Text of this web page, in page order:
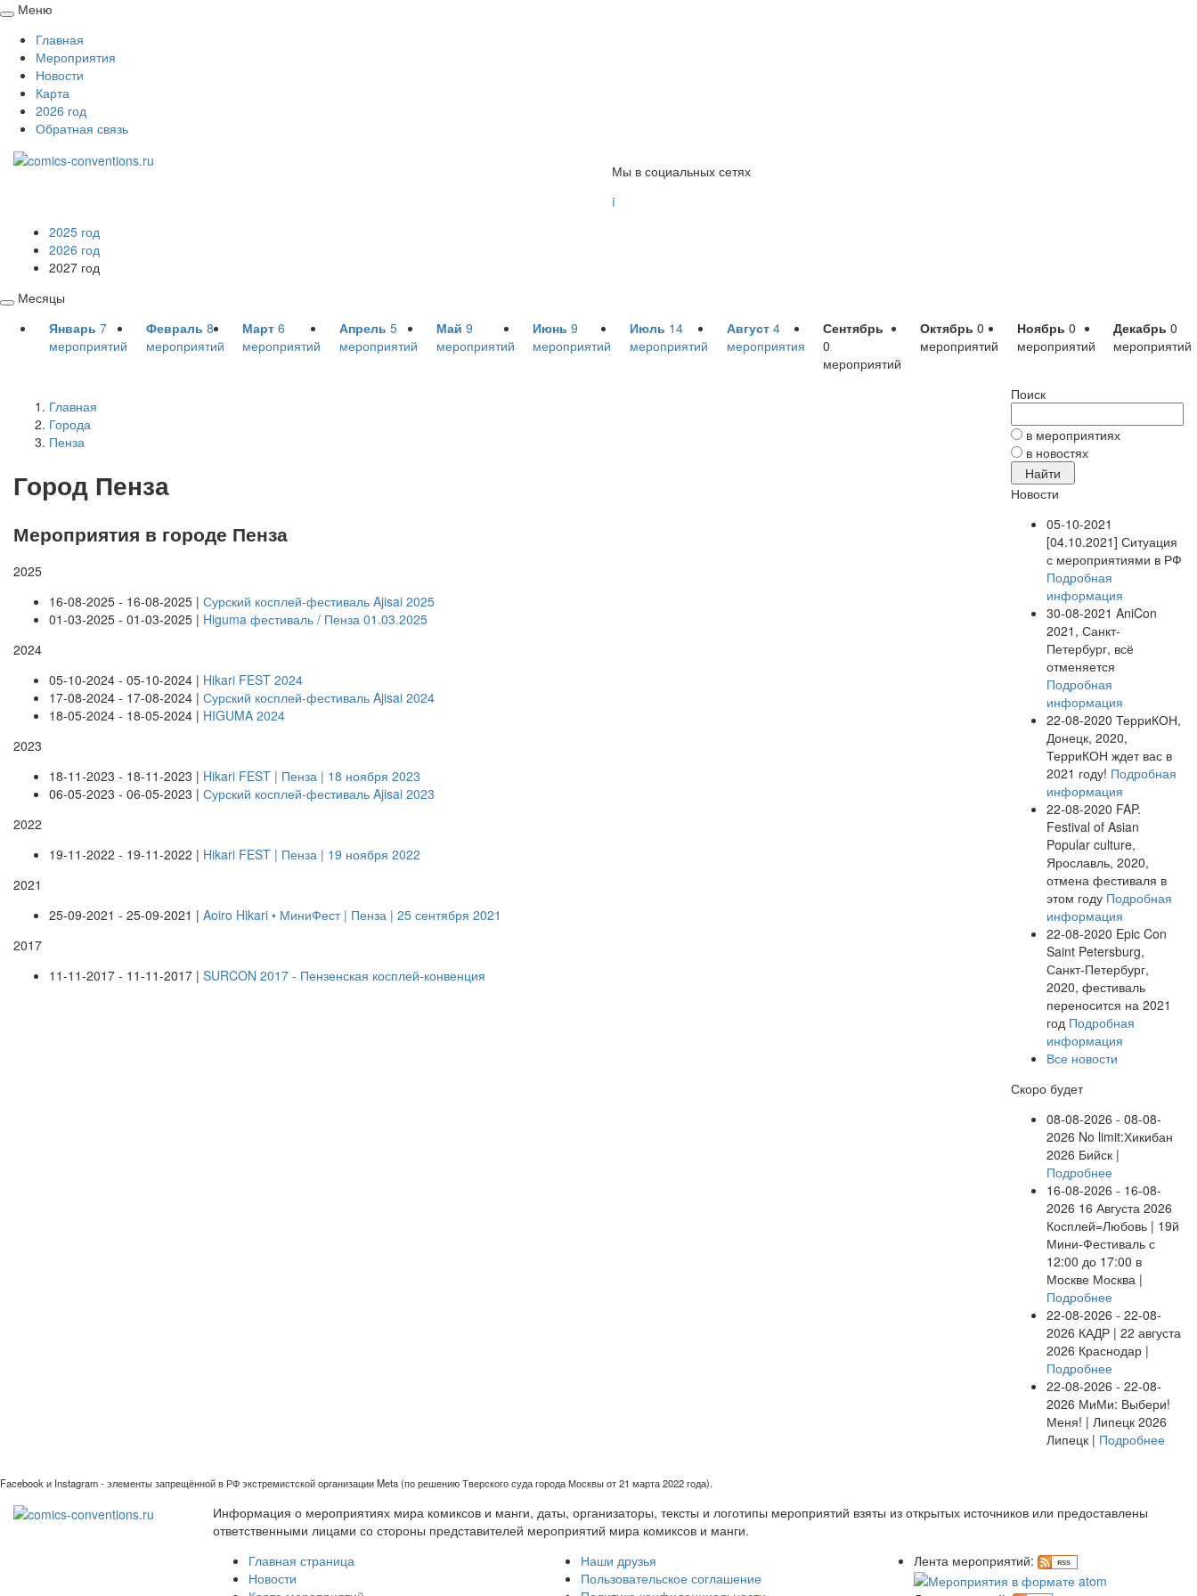
Свернуть
развернуть
Меню
Главная
Мероприятия
Новости
Карта
2026 год
Обратная связь
Мы в социальных сетях

2025 год
2026 год
2027 год
Свернуть
развернуть
Месяцы
Январь 7
мероприятий
Февраль 8
мероприятий
Март 6
мероприятий
Апрель 5
мероприятий
Май 9
мероприятий
Июнь 9
мероприятий
Июль 14
мероприятий
Август 4
мероприятия
Сентябрь
0
мероприятий
Октябрь 0
мероприятий
Ноябрь 0
мероприятий
Декабрь 0
мероприятий
Главная
Города
Пенза
Город Пенза
Мероприятия в городе Пенза
2025
16-08-2025 - 16-08-2025 | Сурский косплей-фестиваль Ajisai 2025
01-03-2025 - 01-03-2025 | Higuma фестиваль / Пенза 01.03.2025
2024
05-10-2024 - 05-10-2024 | Hikari FEST 2024
17-08-2024 - 17-08-2024 | Сурский косплей-фестиваль Ajisai 2024
18-05-2024 - 18-05-2024 | HIGUMA 2024
2023
18-11-2023 - 18-11-2023 | Hikari FEST | Пенза | 18 ноября 2023
06-05-2023 - 06-05-2023 | Сурский косплей-фестиваль Ajisai 2023
2022
19-11-2022 - 19-11-2022 | Hikari FEST | Пенза | 19 ноября 2022
2021
25-09-2021 - 25-09-2021 | Aoiro Hikari • МиниФест | Пенза | 25 сентября 2021
2017
11-11-2017 - 11-11-2017 | SURCON 2017 - Пензенская косплей-конвенция
Поиск
в мероприятиях
в новостях
Новости
05-10-2021
[04.10.2021] Ситуация
с мероприятиями в РФ
Подробная
информация
30-08-2021 AniCon
2021, Санкт-
Петербург, всё
отменяется
Подробная
информация
22-08-2020 ТерриКОН,
Донецк, 2020,
ТерриКОН ждет вас в
2021 году! Подробная
информация
22-08-2020 FAP.
Festival of Asian
Popular culture,
Ярославль, 2020,
отмена фестиваля в
этом году Подробная
информация
22-08-2020 Epic Con
Saint Petersburg,
Санкт-Петербург,
2020, фестиваль
переносится на 2021
год Подробная
информация
Все новости
Скоро будет
08-08-2026 - 08-08-
2026 No limit:Хикибан
2026 Бийск |
Подробнее
16-08-2026 - 16-08-
2026 16 Августа 2026
Косплей=Любовь | 19й
Мини-Фестиваль с
12:00 до 17:00 в
Москве Москва |
Подробнее
22-08-2026 - 22-08-
2026 КАДР | 22 августа
2026 Краснодар |
Подробнее
22-08-2026 - 22-08-
2026 МиМи: Выбери!
Меня! | Липецк 2026
Липецк | Подробнее
Facebook и Instagram - элементы запрещённой в РФ экстремистской организации Meta (по решению Тверского суда города Москвы от 21 марта 2022 года).
Информация о мероприятиях мира комиксов и манги, даты, организаторы, тексты и логотипы мероприятий взяты из открытых источников или предоставлены
ответственными лицами со стороны представителей мероприятий мира комиксов и манги.
Главная страница
Новости
Наши друзья
Пользовательское соглашение
Лента мероприятий: